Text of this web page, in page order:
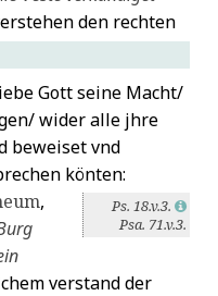
den rechten
Gott seine Macht/
wider alle jhre
beweiset vnd
Ps. 18.v.3. L
Psa. 71.v.3.
könten:
,
verstand der